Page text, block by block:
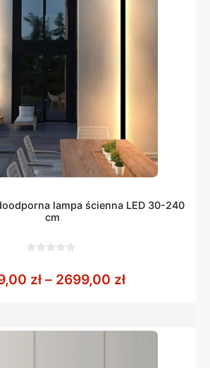
lampa ścienna LED 30-240
cm
5 zł – 2699,00 złZakres cen: